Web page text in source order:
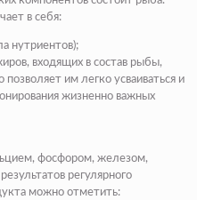
в себя:
нутриентов);
входящих в состав рыбы,
им легко усваиваться и
жизненно важных
фосфором, железом,
регулярного
можно отметить: